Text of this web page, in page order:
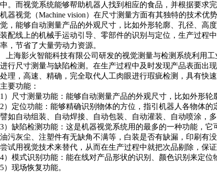
中。而视觉系统能够帮助机器人找到相应的食品，并根据要求
机器视觉（Machine vision）在尺寸测量方面有其独特的技术优
觉，能够自动测量产品的外观尺寸，比如外形轮廓、孔径、高
装配线上的机械手运动引导、零部件的识别与定位，生产过程
率，节省了大量劳动力资源。
上海影火智能科技有限公司研发的视觉测量与检测系统利用
进行尺寸测量与缺陷检测。在生产过程中及时发现产品表面出
处理，高速、精确，完全取代人工肉眼进行瑕疵检测，具有快
主要功能：
1）尺寸测量功能：能够自动测量产品的外观尺寸，比如外形
2）定位功能：能够精确识别物体的方位，指引机器人各物体
譬如自动组装、自动焊接、自动包装、自动灌装、自动喷涂，
3）缺陷检测功能：这是机器视觉系统用的最多的一种功能，
油污灰尘、注塑件有无缺角不满等，白装是否有缺漏，印刷有
尝试用视觉技术来替代，从而在生产过程中就把次品剔除，保
4）模式识别功能：能在线对产品形状的识别、颜色识别来定
5）现场恢复功能。